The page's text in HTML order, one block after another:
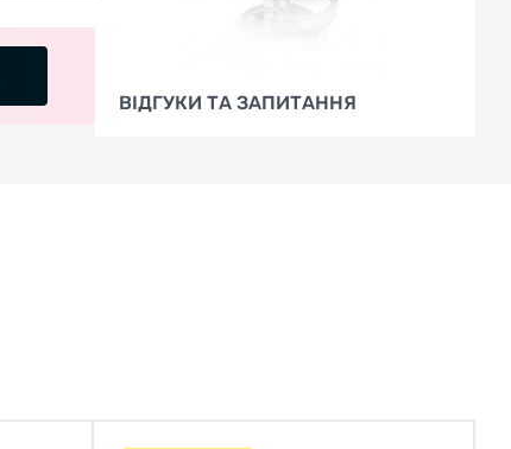
ВІДГУКИ ТА ЗАПИТАННЯ